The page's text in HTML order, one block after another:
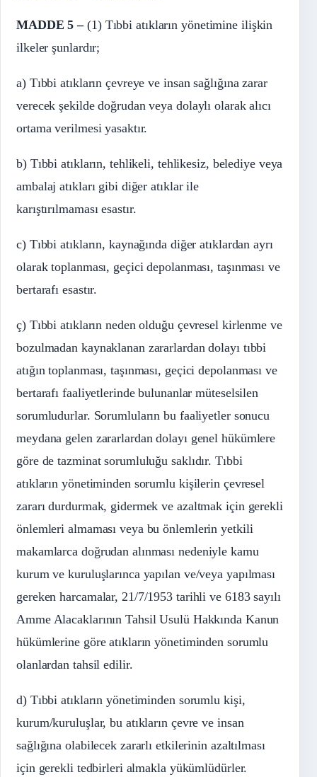
MADDE 5 –(1) Tıbbi atıkların yönetimine ilişkin
ilkeler şunlardır;
a) Tıbbi atıkların çevreye ve insan sağlığına zarar
verecek şekilde doğrudan veya dolaylı olarak alıcı
ortama verilmesi yasaktır.
b) Tıbbi atıkların, tehlikeli, tehlikesiz, belediye veya
ambalaj atıkları gibi diğer atıklar ile
karıştırılmaması esastır.
c) Tıbbi atıkların, kaynağında diğer atıklardan ayrı
olarak toplanması, geçici depolanması, taşınması ve
bertarafı esastır.
ç) Tıbbi atıkların neden olduğu çevresel kirlenme ve
bozulmadan kaynaklanan zararlardan dolayı tıbbi
atığın toplanması, taşınması, geçici depolanması ve
bertarafı faaliyetlerinde bulunanlar müteselsilen
sorumludurlar. Sorumluların bu faaliyetler sonucu
meydana gelen zararlardan dolayı genel hükümlere
göre de tazminat sorumluluğu saklıdır. Tıbbi
atıkların yönetiminden sorumlu kişilerin çevresel
zararı durdurmak, gidermek ve azaltmak için gerekli
önlemleri almaması veya bu önlemlerin yetkili
makamlarca doğrudan alınması nedeniyle kamu
kurum ve kuruluşlarınca yapılan ve/veya yapılması
gereken harcamalar, 21/7/1953 tarihli ve 6183 sayılı
Amme Alacaklarının Tahsil Usulü Hakkında Kanun
hükümlerine göre atıkların yönetiminden sorumlu
olanlardan tahsil edilir.
d) Tıbbi atıkların yönetiminden sorumlu kişi,
kurum/kuruluşlar, bu atıkların çevre ve insan
sağlığına olabilecek zararlı etkilerinin azaltılması
için gerekli tedbirleri almakla yükümlüdürler.